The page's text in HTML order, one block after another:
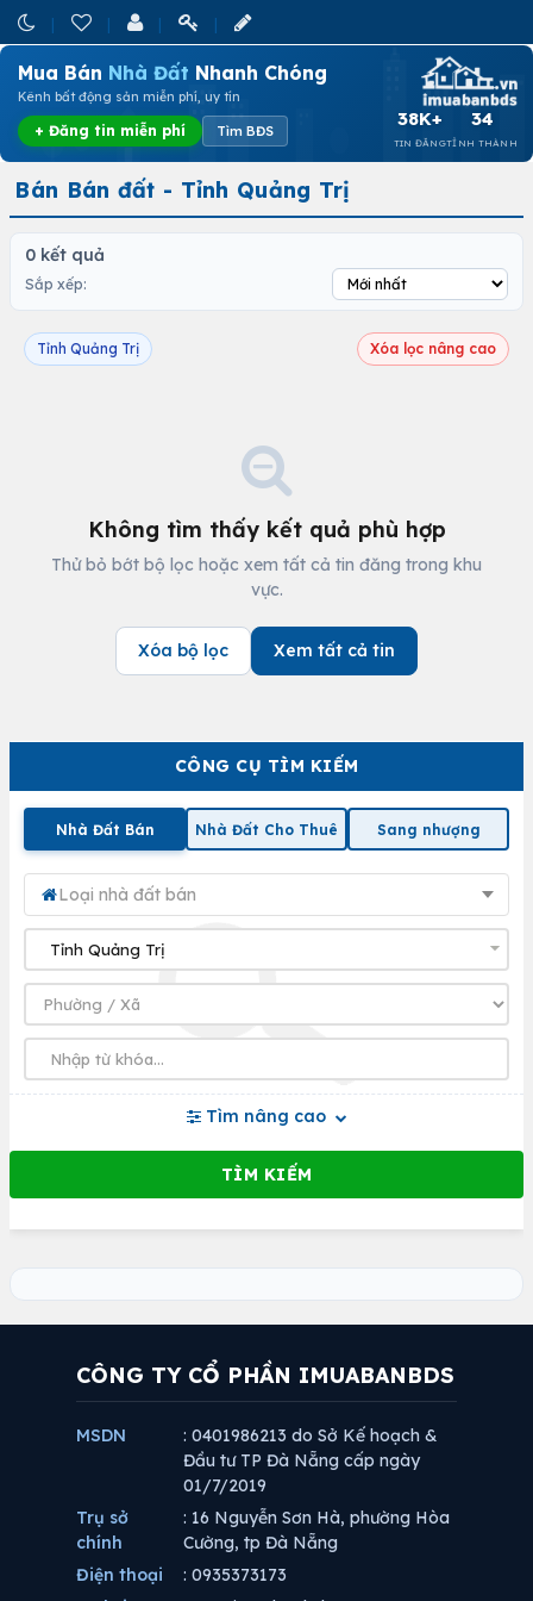
Mua Bán Nhà Đất Nhanh Chóng
Kênh bất động sản miễn phí, uy tín
+ Đăng tin miễn phí Tìm BĐS
38K+
TIN ĐĂNG
34
TỈNH THÀNH
CÔNG CỤ TÌM KIẾM
Nhà Đất Bán Nhà Đất Cho Thuê Sang nhượng
Loại nhà đất bán
Tìm nâng cao
Bán Bán đất - Tỉnh Quảng Trị
0 kết quả
Sắp xếp:
Tỉnh Quảng Trị Xóa lọc nâng cao
Không tìm thấy kết quả phù hợp
Thử bỏ bớt bộ lọc hoặc xem tất cả tin đăng trong khu
vực.
Xóa bộ lọc Xem tất cả tin
CÔNG TY CỔ PHẦN IMUABANBDS
MSDN
: 0401986213 do Sở Kế hoạch &
Đầu tư TP Đà Nẵng cấp ngày
01/7/2019
Trụ sở
chính
: 16 Nguyễn Sơn Hà, phường Hòa
Cường, tp Đà Nẵng
Điện thoại
: 0935373173